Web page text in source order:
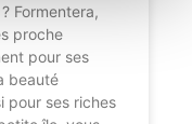
Formentera,
proche
pour ses
beauté
pour ses riches